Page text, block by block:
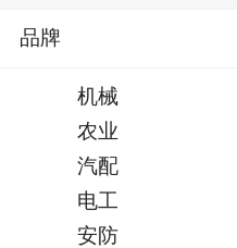
品牌
机械
农业
汽配
电工
安防